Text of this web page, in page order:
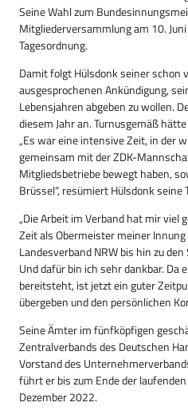
Seine Wahl zum
Mitgliederversammlung am 10.
Tagesordnung.
Damit folgt Hülsdonk seiner schon
ausgesprochenen Ankündigung,
Lebensjahren abgeben zu wollen.
diesem Jahr an. Turnusgemäß
„Es war eine intensive Zeit, in der
gemeinsam mit der ZDK-
Mitgliedsbetriebe bewegt haben,
Brüssel“, resümiert Hülsdonk seine
„Die Arbeit im Verband hat mir viel
Zeit als Obermeister meiner
Landesverband NRW bis hin zu
Und dafür bin ich sehr dankbar. Da
bereitsteht, ist jetzt ein guter
übergeben und den persönlichen
Seine Ämter im fünfköpfigen
Zentralverbands des Deutschen
Vorstand des
führt er bis zum Ende der
Dezember 2022.